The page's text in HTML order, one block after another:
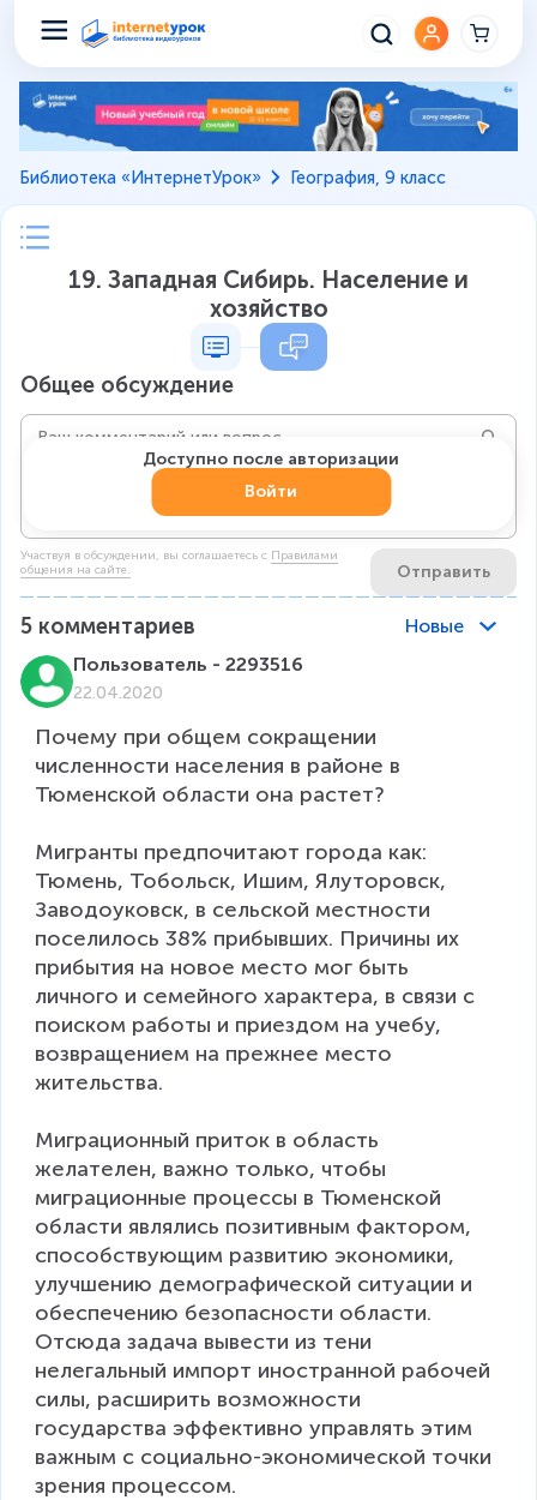
Библиотека «ИнтернетУрок» География, 9 класс
19. Западная Сибирь. Население и
хозяйство
Общее обсуждение
Участвуя в обсуждении, вы соглашаетесь c Правилами
общения на сайте.
Отправить
Доступно после авторизации
Войти
5 комментариев
Новые
Пользователь - 2293516
22.04.2020
Почему при общем сокращении
численности населения в районе в
Тюменской области она растет?
Мигранты предпочитают города как:
Тюмень, Тобольск, Ишим, Ялуторовск,
Заводоуковск, в сельской местности
поселилось 38% прибывших. Причины их
прибытия на новое место мог быть
личного и семейного характера, в связи с
поиском работы и приездом на учебу,
возвращением на прежнее место
жительства.
Миграционный приток в область
желателен, важно только, чтобы
миграционные процессы в Тюменской
области являлись позитивным фактором,
способствующим развитию экономики,
улучшению демографической ситуации и
обеспечению безопасности области.
Отсюда задача вывести из тени
нелегальный импорт иностранной рабочей
силы, расширить возможности
государства эффективно управлять этим
важным с социально-экономической точки
зрения процессом.